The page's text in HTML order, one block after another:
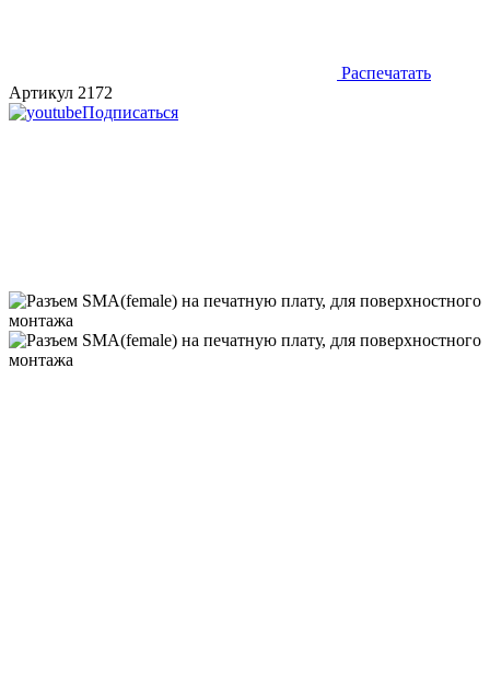
Распечатать
Артикул 2172
Подписаться